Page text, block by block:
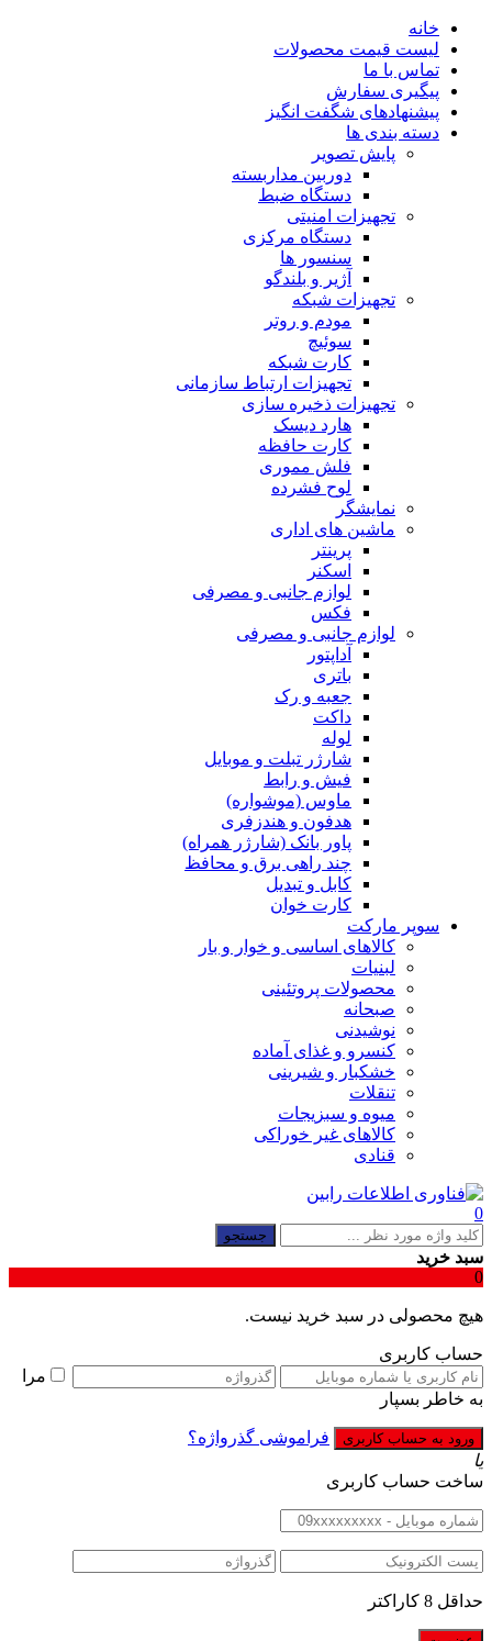
خانه
لیست قیمت محصولات
تماس با ما
پیگیری سفارش
پیشنهادهای شگفت انگیز
دسته بندی ها
پایش تصویر
دوربین مداربسته
دستگاه ضبط
تجهیزات امنیتی
دستگاه مرکزی
سنسور ها
آژیر و بلندگو
تجهیزات شبکه
مودم و روتر
سوئیچ
کارت شبکه
تجهیزات ارتباط سازمانی
تجهیزات ذخیره سازی
هارد دیسک
کارت حافظه
فلش مموری
لوح فشرده
نمایشگر
ماشین های اداری
پرینتر
اسکنر
لوازم جانبی و مصرفی
فکس
لوازم جانبی و مصرفی
آداپتور
باتری
جعبه و رک
داکت
لوله
شارژر تبلت و موبایل
فیش و رابط
ماوس (موشواره)
هدفون و هندزفری
پاور بانک (شارژر همراه)
چند راهی برق و محافظ
کابل و تبدیل
کارت خوان
سوپر مارکت
کالاهای اساسی و خوار و بار
لبنیات
محصولات پروتئینی
صبحانه
نوشیدنی
کنسرو و غذای آماده
خشکبار و شیرینی
تنقلات
میوه و سبزیجات
کالاهای غیر خوراکی
قنادی
0
جستجو
سبد خرید
0
هیچ محصولی در سبد خرید نیست.
حساب کاربری
مرا
به خاطر بسپار
فراموشی گذرواژه؟
یا
ساخت حساب کاربری
حداقل 8 کاراکتر